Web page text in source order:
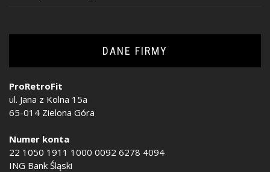
DANE FIRMY
ProRetroFit
ul. Jana z Kolna 15a
65-014 Zielona Góra
Numer konta
22 1050 1911 1000 0092 6278 4094
ING Bank Śląski